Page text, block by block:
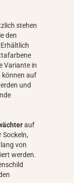
stehen
den
Variante in
können auf
und
auf
Sockeln,
von
werden.